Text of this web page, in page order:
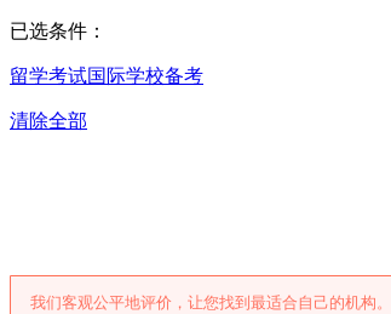
已选条件：
留学考试国际学校备考
清除全部
我们客观公平地评价，让您找到最适合自己的机构